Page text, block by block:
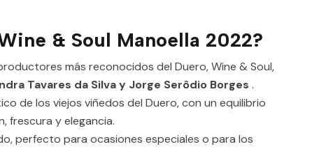
& Soul Manoella 2022?
más reconocidos del Duero, Wine & Soul,
Tavares da Silva y Jorge Serôdio Borges .
de los viejos viñedos del Duero, con un equilibrio
frescura y elegancia.
perfecto para ocasiones especiales o para los